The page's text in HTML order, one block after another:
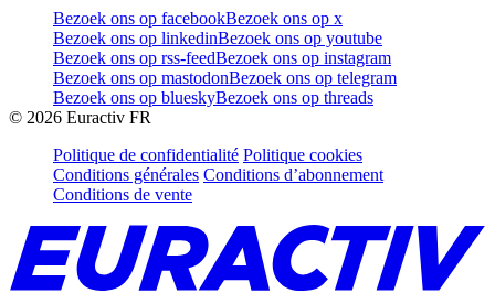
Bezoek ons op facebookBezoek ons op x
Bezoek ons op linkedinBezoek ons op youtube
Bezoek ons op rss-feedBezoek ons op instagram
Bezoek ons op mastodonBezoek ons op telegram
Bezoek ons op blueskyBezoek ons op threads
© 2026 Euractiv FR
Politique de confidentialité Politique cookies
Conditions générales Conditions d’abonnement
Conditions de vente